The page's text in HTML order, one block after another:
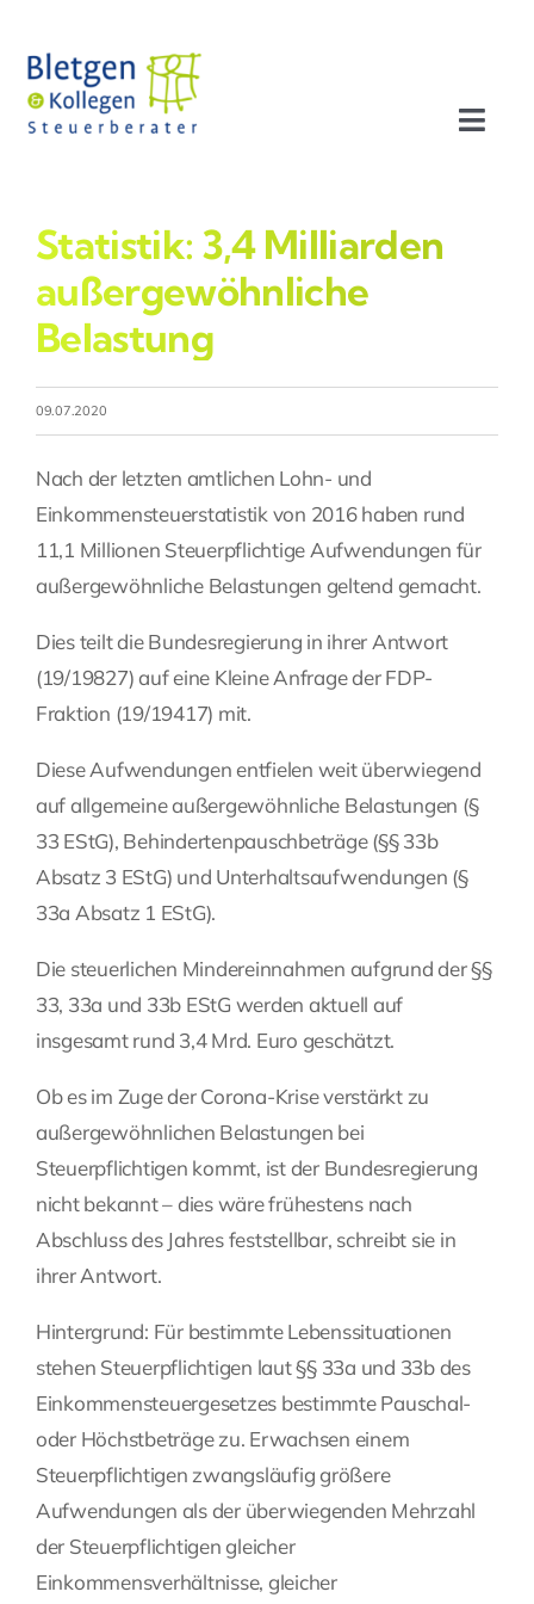
Inhalt
springen
Profil
Leistungen
Team
Stellenangebote
Fragen Sie Ihre Kanzlei
Statistik: 3,4 Milliarden
außergewöhnliche
Belastung
09.07.2020
Nach der letzten amtlichen Lohn- und
Einkommensteuerstatistik von 2016 haben rund
11,1 Millionen Steuerpflichtige Aufwendungen für
außergewöhnliche Belastungen geltend gemacht.
Dies teilt die Bundesregierung in ihrer Antwort
(19/19827) auf eine Kleine Anfrage der FDP-
Fraktion (19/19417) mit.
Diese Aufwendungen entfielen weit überwiegend
auf allgemeine außergewöhnliche Belastungen (§
33 EStG), Behindertenpauschbeträge (§§ 33b
Absatz 3 EStG) und Unterhaltsaufwendungen (§
33a Absatz 1 EStG).
Die steuerlichen Mindereinnahmen aufgrund der §§
33, 33a und 33b EStG werden aktuell auf
insgesamt rund 3,4 Mrd. Euro geschätzt.
Ob es im Zuge der Corona-Krise verstärkt zu
außergewöhnlichen Belastungen bei
Steuerpflichtigen kommt, ist der Bundesregierung
nicht bekannt – dies wäre frühestens nach
Abschluss des Jahres feststellbar, schreibt sie in
ihrer Antwort.
Hintergrund: Für bestimmte Lebenssituationen
stehen Steuerpflichtigen laut §§ 33a und 33b des
Einkommensteuergesetzes bestimmte Pauschal-
oder Höchstbeträge zu. Erwachsen einem
Steuerpflichtigen zwangsläufig größere
Aufwendungen als der überwiegenden Mehrzahl
der Steuerpflichtigen gleicher
Einkommensverhältnisse, gleicher